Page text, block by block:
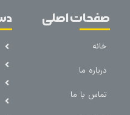
صفحات اصلی
خانه
درباره ما
تماس با ما